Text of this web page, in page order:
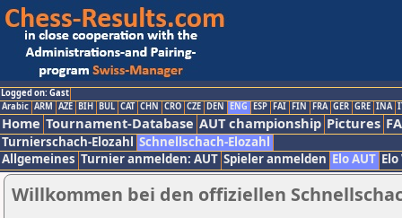
Logged on: Gast
Arabic ARM AZE BIH BUL CAT CHN CRO CZE DEN ENG ESP FAI FIN FRA GER GRE INA
Home Tournament-Database AUT championship Pictures
Turnierschach-Elozahl Schnellschach-Elozahl
Allgemeines Turnier anmelden: AUT Spieler anmelden Elo AUT
Willkommen bei den offiziellen